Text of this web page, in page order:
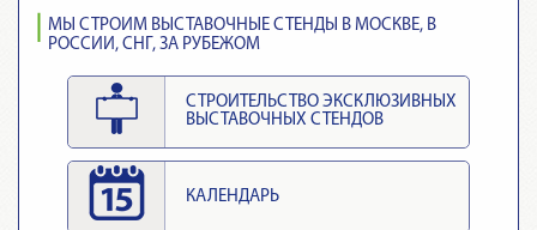
МЫ СТРОИМ ВЫСТАВОЧНЫЕ СТЕНДЫ В МОСКВЕ, В
РОССИИ, СНГ, ЗА РУБЕЖОМ
СТРОИТЕЛЬСТВО ЭКСКЛЮЗИВНЫХ
ВЫСТАВОЧНЫХ СТЕНДОВ
КАЛЕНДАРЬ